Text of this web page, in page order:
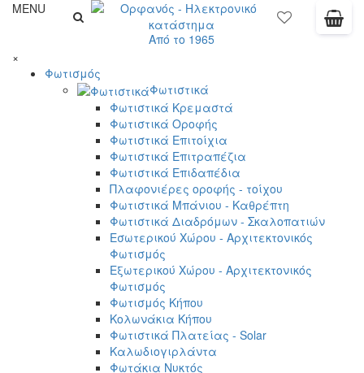
MENU
Από το 1965
×
Φωτισμός
Φωτιστικά
Φωτιστικά Κρεμαστά
Φωτιστικά Οροφής
Φωτιστικά Επιτοίχια
Φωτιστικά Επιτραπέζια
Φωτιστικά Επιδαπέδια
Πλαφονιέρες οροφής - τοίχου
Φωτιστικά Μπάνιου - Καθρέπτη
Φωτιστικά Διαδρόμων - Σκαλοπατιών
Εσωτερικού Χώρου - Αρχιτεκτονικός
Φωτισμός
Εξωτερικού Χώρου - Αρχιτεκτονικός
Φωτισμός
Φωτισμός Κήπου
Κολωνάκια Κήπου
Φωτιστικά Πλατείας - Solar
Καλωδιογιρλάντα
Φωτάκια Νυκτός